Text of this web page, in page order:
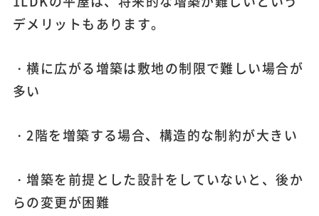
デメリットもあります。
・横に広がる増築は敷地の制限で難しい場合が
多い
・2階を増築する場合、構造的な制約が大きい
・増築を前提とした設計をしていないと、後か
らの変更が困難